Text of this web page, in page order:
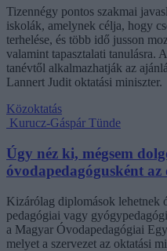
Tizennégy pontos szakmai
iskolák, amelynek célja, hogy
terhelése, és több idő jusson
valamint tapasztalati tanulásra.
tanévtől alkalmazhatják az
Lannert Judit oktatási miniszter.
Közoktatás
Kurucz-Gáspár Tünde
Úgy néz ki, mégsem
óvodapedagógusként
Kizárólag diplomások lehetnek
pedagógiai vagy
a Magyar Óvodapedagógiai
melyet a szervezet az oktatási